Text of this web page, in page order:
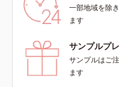
一部地域を除
ます
サンプルプ
サンプルはご
ます